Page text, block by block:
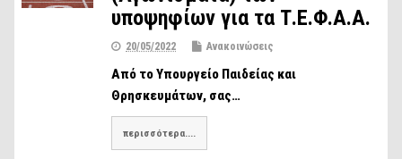
υποψηφίων για τα Τ.Ε.Φ.Α.Α.
20/05/2022 Ανακοινώσεις
Από το Υπουργείο Παιδείας και
Θρησκευμάτων, σας…
περισσότερα....